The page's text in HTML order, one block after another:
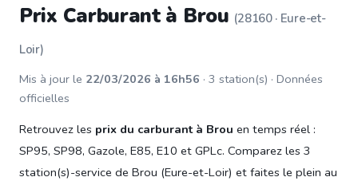
Prix Carburant à Brou (28160 · Eure-et-
Loir)
Mis à jour le 22/03/2026 à 16h56 · 3 station(s) · Données
officielles
Retrouvez les prix du carburant à Brou en temps réel :
SP95, SP98, Gazole, E85, E10 et GPLc. Comparez les 3
station(s)-service de Brou (Eure-et-Loir) et faites le plein au